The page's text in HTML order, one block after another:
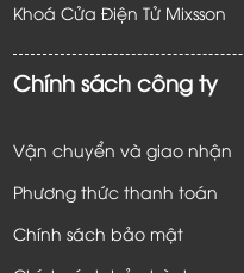
Khoá Cửa Điện Tử Mixsson
Chính sách công ty
Vận chuyển và giao nhận
Phương thức thanh toán
Chính sách bảo mật